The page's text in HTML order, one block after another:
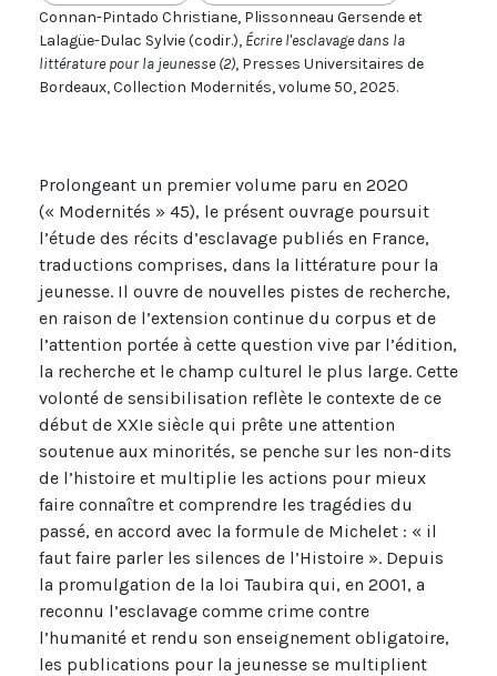
Connan-Pintado Christiane, Plissonneau Gersende et
Lalagüe-Dulac Sylvie (codir.), Écrire l'esclavage dans la
littérature pour la jeunesse (2), Presses Universitaires de
Bordeaux, Collection Modernités, volume 50, 2025.
Prolongeant un premier volume paru en 2020
(« Modernités » 45), le présent ouvrage poursuit
l’étude des récits d’esclavage publiés en France,
traductions comprises, dans la littérature pour la
jeunesse. Il ouvre de nouvelles pistes de recherche,
en raison de l’extension continue du corpus et de
l’attention portée à cette question vive par l’édition,
la recherche et le champ culturel le plus large. Cette
volonté de sensibilisation reflète le contexte de ce
début de XXIe siècle qui prête une attention
soutenue aux minorités, se penche sur les non-dits
de l’histoire et multiplie les actions pour mieux
faire connaître et comprendre les tragédies du
passé, en accord avec la formule de Michelet : « il
faut faire parler les silences de l’Histoire ». Depuis
la promulgation de la loi Taubira qui, en 2001, a
reconnu l’esclavage comme crime contre
l’humanité et rendu son enseignement obligatoire,
les publications pour la jeunesse se multiplient